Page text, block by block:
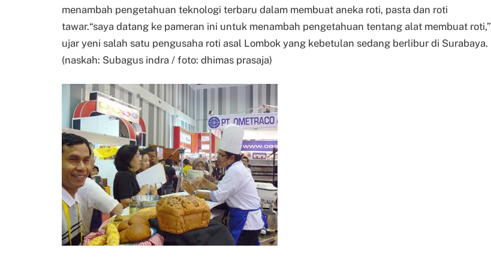
menambah pengetahuan teknologi terbaru dalam membuat aneka roti, pasta dan roti
tawar.“saya datang ke pameran ini untuk menambah pengetahuan tentang alat membuat roti,”
ujar yeni salah satu pengusaha roti asal Lombok yang kebetulan sedang berlibur di Surabaya.
(naskah: Subagus indra / foto: dhimas prasaja)